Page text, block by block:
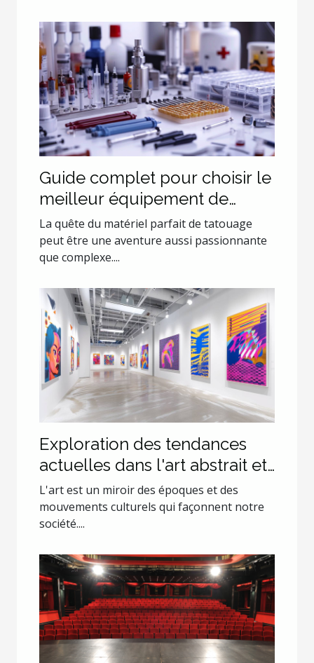
Guide complet pour choisir le
meilleur équipement de
tatouage
La quête du matériel parfait de tatouage
peut être une aventure aussi passionnante
que complexe....
Exploration des tendances
actuelles dans l'art abstrait et
pop art
L'art est un miroir des époques et des
mouvements culturels qui façonnent notre
société....